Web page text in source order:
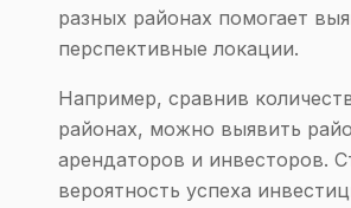
разных районах помогает
перспективные локации.
Например, сравнив
районах, можно выявить
арендаторов и инвесторов.
вероятность успеха